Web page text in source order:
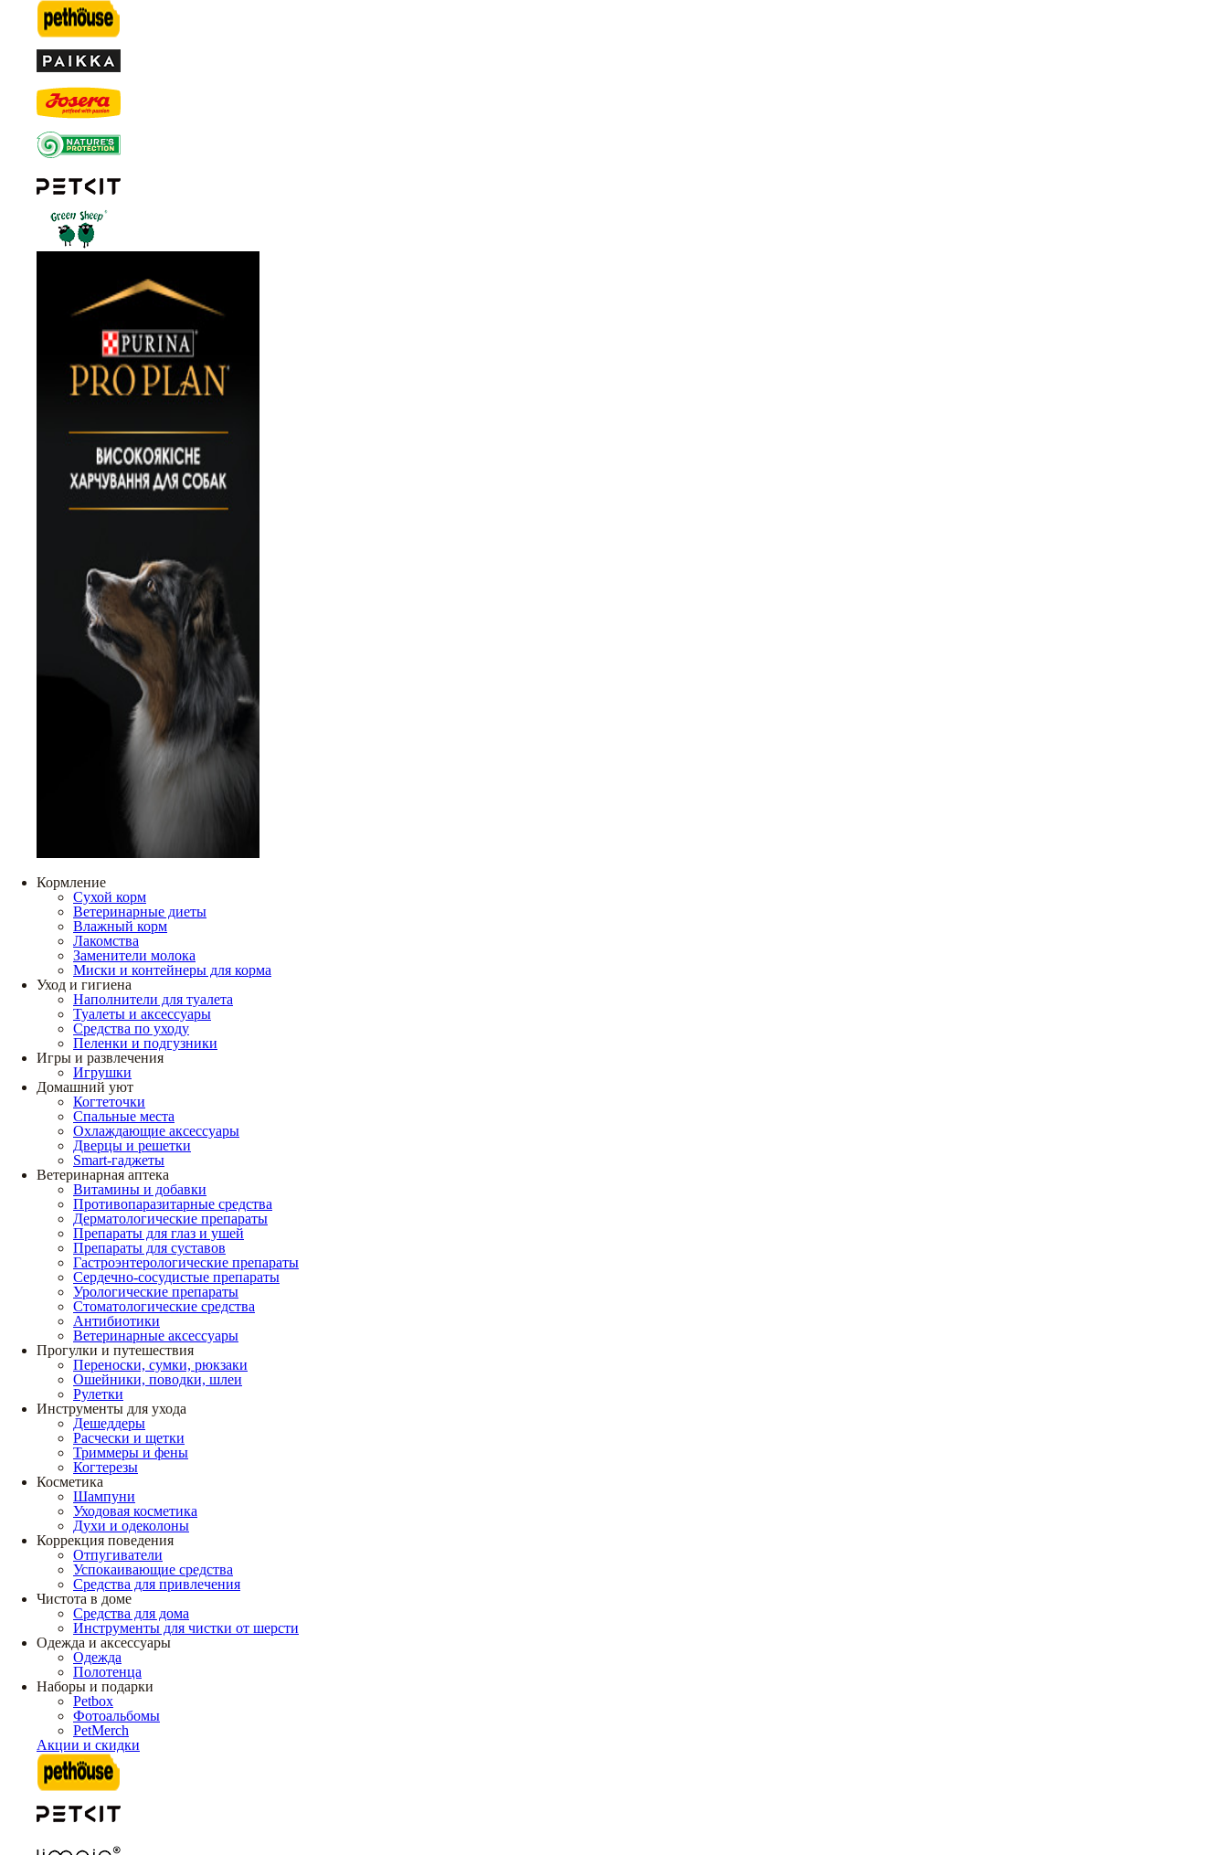
Кормление
Сухой корм
Ветеринарные диеты
Влажный корм
Лакомства
Заменители молока
Миски и контейнеры для корма
Уход и гигиена
Наполнители для туалета
Туалеты и аксессуары
Средства по уходу
Пеленки и подгузники
Игры и развлечения
Игрушки
Домашний уют
Когтеточки
Спальные места
Охлаждающие аксессуары
Дверцы и решетки
Smart-гаджеты
Ветеринарная аптека
Витамины и добавки
Противопаразитарные средства
Дерматологические препараты
Препараты для глаз и ушей
Препараты для суставов
Гастроэнтерологические препараты
Сердечно-сосудистые препараты
Урологические препараты
Стоматологические средства
Антибиотики
Ветеринарные аксессуары
Прогулки и путешествия
Переноски, сумки, рюкзаки
Ошейники, поводки, шлеи
Рулетки
Инструменты для ухода
Дешеддеры
Расчески и щетки
Триммеры и фены
Когтерезы
Косметика
Шампуни
Уходовая косметика
Духи и одеколоны
Коррекция поведения
Отпугиватели
Успокаивающие средства
Средства для привлечения
Чистота в доме
Средства для дома
Инструменты для чистки от шерсти
Одежда и аксессуары
Одежда
Полотенца
Наборы и подарки
Petbox
Фотоальбомы
PetMerch
Акции и скидки